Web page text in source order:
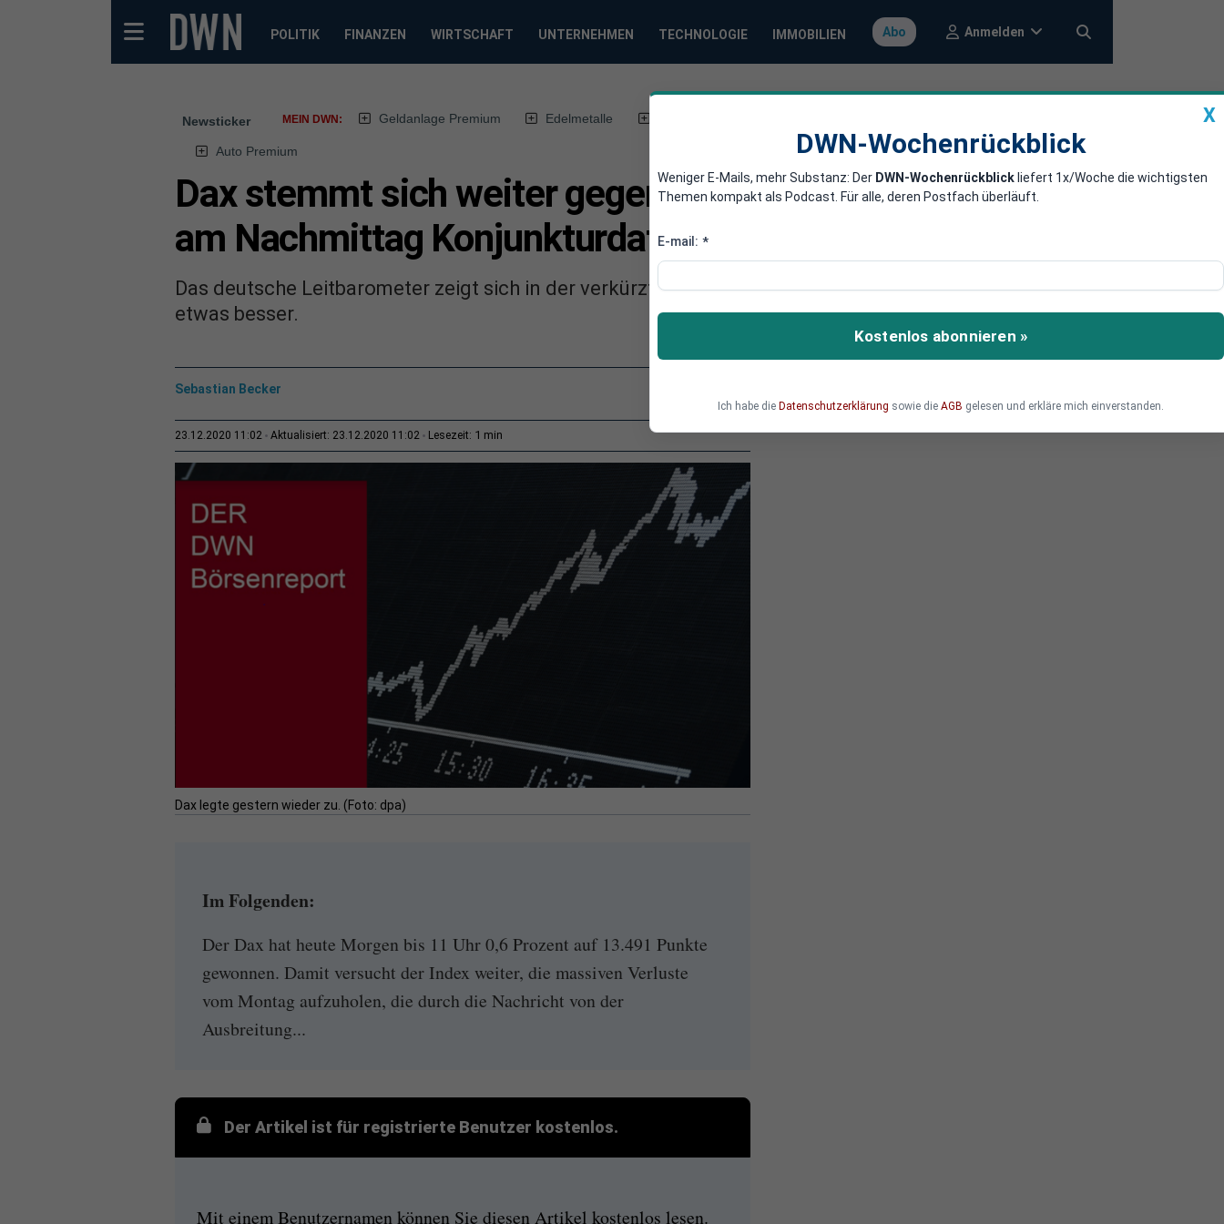
POLITIK FINANZEN WIRTSCHAFT UNTERNEHMEN TECHNOLOGIE IMMOBILIEN Abo Anmelden
Newsticker MEIN DWN: Geldanlage Premium Edelmetalle
Auto Premium
Dax stemmt sich weiter gegen Pandemie-Verluste -
am Nachmittag Konjunkturdaten aus den USA
Das deutsche Leitbarometer zeigt sich in der verkürzten Handelswoche vor Weihnachten wieder
etwas besser.
Sebastian Becker
23.12.2020 11:02 Aktualisiert: 23.12.2020 11:02 Lesezeit: 1 min
Dax legte gestern wieder zu. (Foto: dpa)
Im Folgenden:
Der Dax hat heute Morgen bis 11 Uhr 0,6 Prozent auf 13.491 Punkte
gewonnen. Damit versucht der Index weiter, die massiven Verluste
vom Montag aufzuholen, die durch die Nachricht von der
Ausbreitung...
Der Artikel ist für registrierte Benutzer kostenlos.
Mit einem Benutzernamen können Sie diesen Artikel kostenlos lesen.
X
DWN-Wochenrückblick
Weniger E-Mails, mehr Substanz: Der DWN-Wochenrückblick liefert 1x/Woche die wichtigsten
Themen kompakt als Podcast. Für alle, deren Postfach überläuft.
E-mail: *
Kostenlos abonnieren »
Ich habe die Datenschutzerklärung sowie die AGB gelesen und erkläre mich einverstanden.